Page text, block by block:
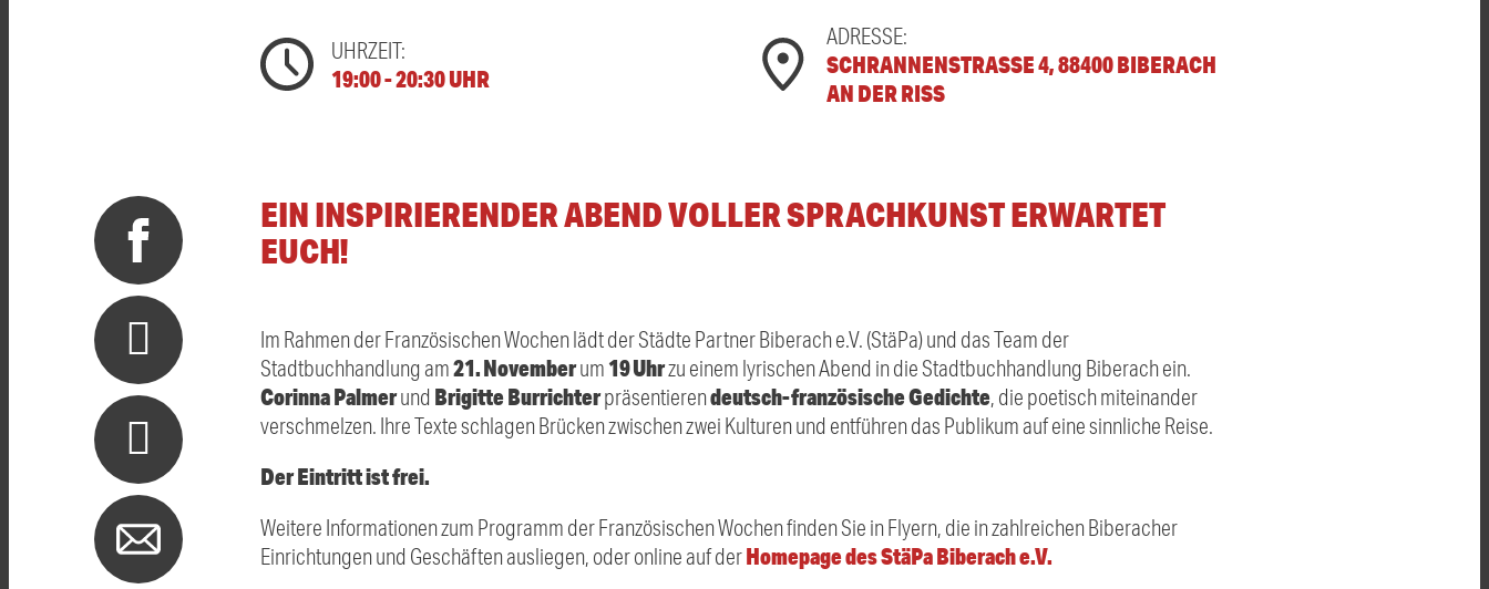
UHRZEIT:
19:00 - 20:30 UHR
ADRESSE:
SCHRANNENSTRASSE 4, 88400 BIBERACH A
N DER RISS
EIN INSPIRIERENDER ABEND VOLLER SPRACHKUNST ERWARTET
EUCH!
Im Rahmen der Französischen Wochen lädt der Städte Partner Biberach e.V. (StäPa) und das Team der
Stadtbuchhandlung am21. Novemberum 19 Uhrzu einem lyrischen Abend in die Stadtbuchhandlung Biberach ein.
Corinna Palmerund Brigitte Burrichterpräsentierendeutsch-französische Gedichte, die poetisch miteinander
verschmelzen. Ihre Texte schlagen Brücken zwischen zwei Kulturen und entführen das Publikum auf eine sinnliche Reise.
Der Eintritt ist frei.
Weitere Informationen zum Programm der Französischen Wochen finden Sie in Flyern, die in zahlreichen Biberacher
Einrichtungen und Geschäften ausliegen, oder online auf derHomepage des StäPa Biberach e.V.